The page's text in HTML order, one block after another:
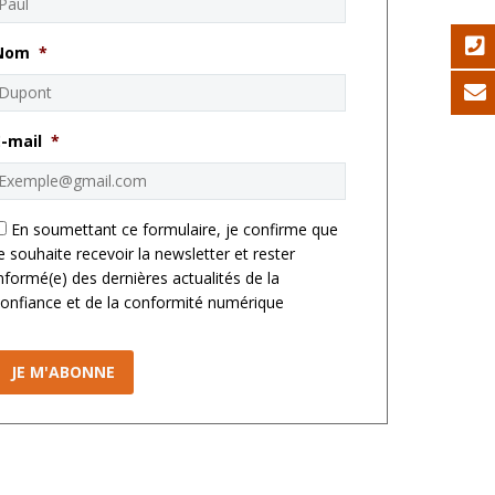
*
mail *
* En soumettant ce formulaire, je confirme que
souhaite recevoir la newsletter et rester
des dernières actualités de la
et de la conformité numérique